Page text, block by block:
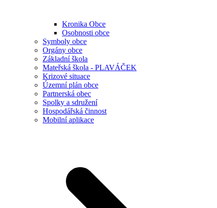
Kronika Obce
Osobnosti obce
Symboly obce
Orgány obce
Základní škola
Mateřská škola - PLAVÁČEK
Krizové situace
Územní plán obce
Partnerská obec
Spolky a sdružení
Hospodářská činnost
Mobilní aplikace